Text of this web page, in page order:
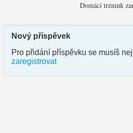
Domácí trénink
Nový příspěvek
Pro přidání příspěvku se musíš
zaregistrovat